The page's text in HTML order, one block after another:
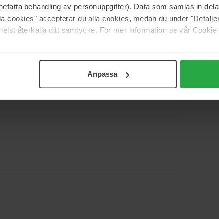
behandling av personuppgifter). Data som samlas in
cookies" accepterar du alla cookies, medan du under
återkalla ditt samtycke. För mer information se vår
Anpassa
0%
andre dufter, som duftfotsterker. Ambroxan